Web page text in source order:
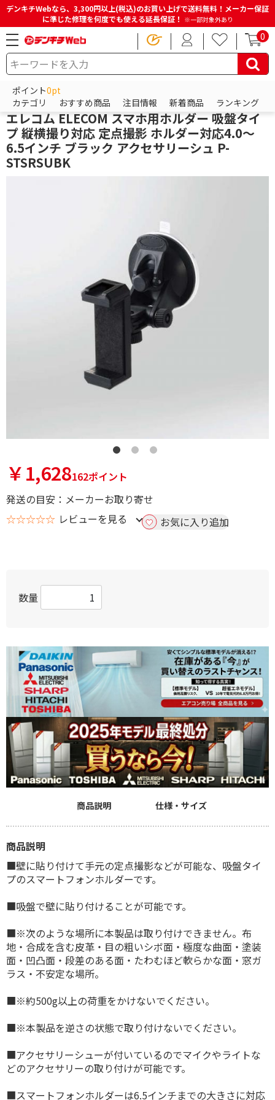
デンキチWebなら、3,300円以上(税込)のお買い上げで送料無料！メーカー保証
に準じた修理を何度でも使える延長保証！ ※一部対象外あり
0
ポイント0pt
カテゴリ
おすすめ商品 注目情報 新着商品 ランキング
HOME 商品一覧ページ スマホアクセサリー
エレコム
エレコム ELECOM スマホ用ホルダー 吸盤タイ
プ 縦横撮り対応 定点撮影 ホルダー対応4.0～
6.5インチ ブラック アクセサリーシュ P-
STSRSUBK
￥1,628162ポイント
発送の目安：メーカーお取り寄せ
☆☆☆☆☆ レビューを見る お気に入り追加
数量
商品説明 仕様・サイズ
商品説明
■壁に貼り付けて手元の定点撮影などが可能な、吸盤タイ
プのスマートフォンホルダーです。
■吸盤で壁に貼り付けることが可能です。
■※次のような場所に本製品は取り付けできません。布
地・合成を含む皮革・目の粗いシボ面・極度な曲面・塗装
面・凹凸面・段差のある面・たわむほど軟らかな面・窓ガ
ラス・不安定な場所。
■※約500g以上の荷重をかけないでください。
■※本製品を逆さの状態で取り付けないでください。
■アクセサリーシューが付いているのでマイクやライトな
どのアクセサリーの取り付けが可能です。
■スマートフォンホルダーは6.5インチまでの大きさに対応